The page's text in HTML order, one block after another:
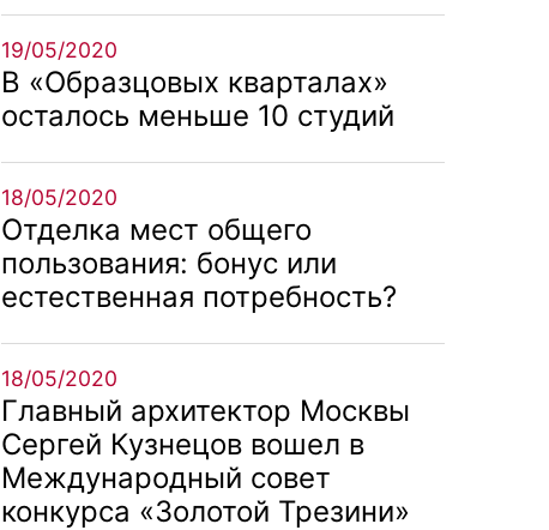
19/05/2020
В «Образцовых кварталах»
осталось меньше 10 студий
18/05/2020
Отделка мест общего
пользования: бонус или
естественная потребность?
18/05/2020
Главный архитектор Москвы
Сергей Кузнецов вошел в
Международный совет
конкурса «Золотой Трезини»